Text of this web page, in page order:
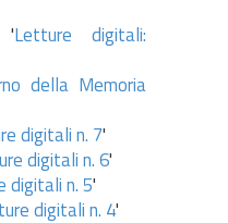
'Letture digitali:
della Memoria
digitali n. 7'
digitali n. 6'
digitali n. 5'
digitali n. 4'